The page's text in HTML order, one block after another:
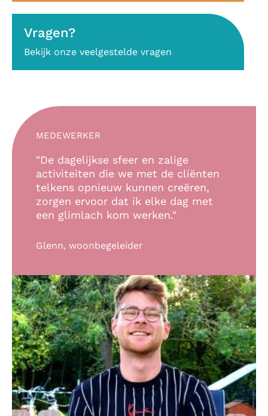
Vragen?
Bekijk onze veelgestelde vragen
MEDEWERKER
"De dagelijkse sfeer en zalige
activiteiten die we met de cliënten
telkens opnieuw kunnen creëren,
zorgen ervoor dat ik elke dag met
een glimlach kom werken."
Glenn, woonbegeleider